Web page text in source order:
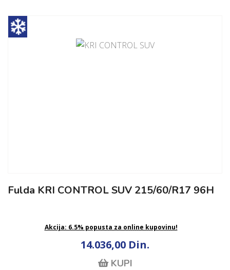
Fulda KRI CONTROL SUV 215/60/R17 96H
Akcija: 6.5% popusta za online kupovinu!
14.036,00 Din.
KUPI